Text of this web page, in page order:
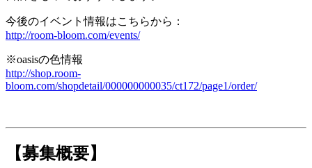
今後のイベント情報はこちらから：
http://room-bloom.com/events/
※oasisの色情報
http://shop.room-
bloom.com/shopdetail/000000000035/ct172/page1/order/
【募集概要】